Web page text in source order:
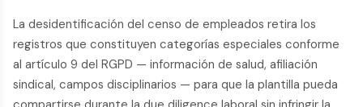
La desidentificación del censo de empleados retira los
registros que constituyen categorías especiales conforme
al artículo 9 del RGPD — información de salud, afiliación
sindical, campos disciplinarios — para que la plantilla pueda